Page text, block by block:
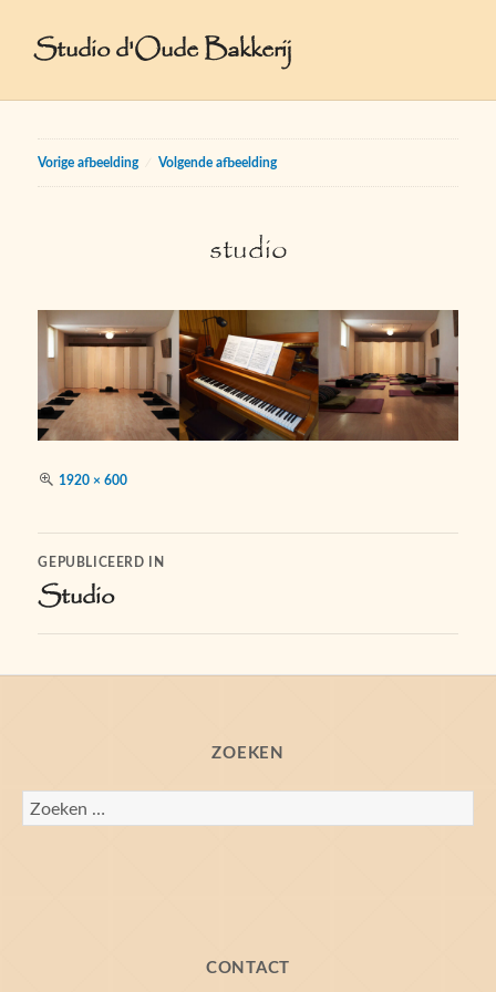
Studio d'Oude Bakkerij
Vorige afbeelding Volgende afbeelding
studio
Volledige
1920 × 600
Bericht
navigatie
GEPUBLICEERD IN
Studio
ZOEKEN
Zoeken
naar:
CONTACT